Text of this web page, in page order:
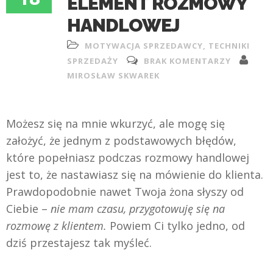
HANDLOWEJ
MOTYWACJA SPRZEDAWCY, TECHNIKI
SPRZEDAŻY
BRAK KOMENTARZY
MIROSŁAW SKWAREK
Możesz się na mnie wkurzyć, ale mogę się
założyć, że jednym z podstawowych błędów,
które popełniasz podczas rozmowy handlowej
jest to, że nastawiasz się na mówienie do klienta.
Prawdopodobnie nawet Twoja żona słyszy od
Ciebie – nie mam czasu, przygotowuję się na
rozmowę z klientem. Powiem Ci tylko jedno, od
dziś przestajesz tak myśleć.